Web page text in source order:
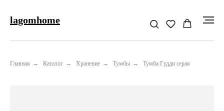
lagomhome
Главная → Каталог → Хранение → Тумбы → Тумба Гудди серая